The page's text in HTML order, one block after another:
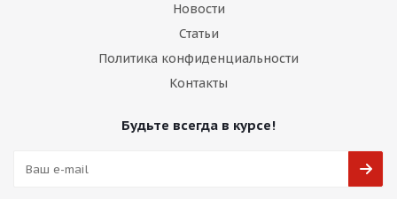
Новости
Статьи
Политика конфиденциальности
Контакты
Будьте всегда в курсе!